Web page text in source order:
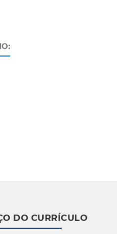
DO CURRÍCULO